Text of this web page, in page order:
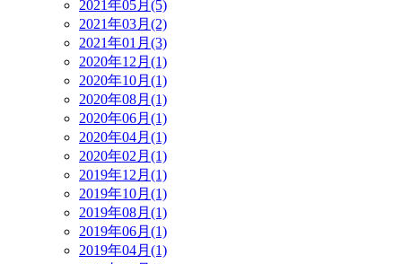
2021年05月(5)
2021年03月(2)
2021年01月(3)
2020年12月(1)
2020年10月(1)
2020年08月(1)
2020年06月(1)
2020年04月(1)
2020年02月(1)
2019年12月(1)
2019年10月(1)
2019年08月(1)
2019年06月(1)
2019年04月(1)